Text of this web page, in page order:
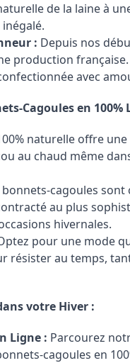
de la laine à
: Depuis nos
production
avec
Cagoules en 100%
naturelle offre
au chaud même
bonnets-cagoules
au plus
hivernales.
pour une mode
résister au temps,
votre Hiver :
Ligne : Parcourez
cagoules en